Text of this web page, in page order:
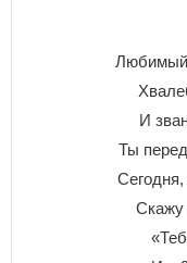
Любимый
И
Ты
Скажу